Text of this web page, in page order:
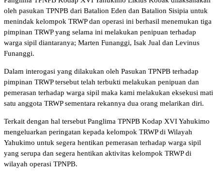
oleh pasukan TPNPB dari Batalion Eden dan Batalion Sisipia untuk
menindak kelompok TRWP dan operasi ini berhasil menemukan tiga
pimpinan TRWP yang selama ini melakukan penipuan terhadap
warga sipil diantaranya; Marten Funanggi, Isak Jual dan Levinus
Funanggi.
Dalam interogasi yang dilakukan oleh Pasukan TPNPB terhadap
pimpinan TRWP tersebut telah terbukti melakukan penipuan dan
pemerasan terhadap warga sipil maka kami melakukan eksekusi mati
satu anggota TRWP sementara rekannya dua orang melarikan diri.
Terkait dengan hal tersebut Panglima TPNPB Kodap XVI Yahukimo
mengeluarkan peringatan kepada kelompok TRWP di Wilayah
Yahukimo untuk segera hentikan pemerasan terhadap warga sipil
yang serupa dan segera hentikan aktivitas kelompok TRWP di
wilayah operasi TPNPB.